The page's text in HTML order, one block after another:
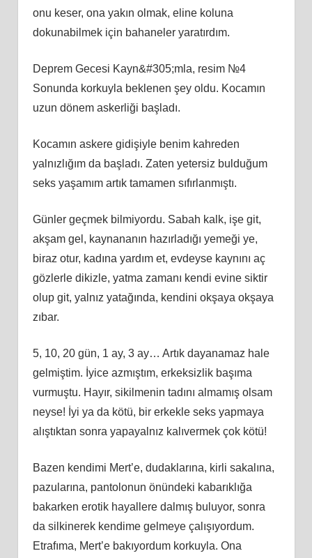
onu keser, ona yakın olmak, eline koluna
dokunabilmek için bahaneler yaratırdım.
Deprem Gecesi Kayn&#305;mla, resim №4
Sonunda korkuyla beklenen şey oldu. Kocamın
uzun dönem askerliği başladı.
Kocamın askere gidişiyle benim kahreden
yalnızlığım da başladı. Zaten yetersiz bulduğum
seks yaşamım artık tamamen sıfırlanmıştı.
Günler geçmek bilmiyordu. Sabah kalk, işe git,
akşam gel, kaynananın hazırladığı yemeği ye,
biraz otur, kadına yardım et, evdeyse kaynını aç
gözlerle dikizle, yatma zamanı kendi evine siktir
olup git, yalnız yatağında, kendini okşaya okşaya
zıbar.
5, 10, 20 gün, 1 ay, 3 ay… Artık dayanamaz hale
gelmiştim. İyice azmıştım, erkeksizlik başıma
vurmuştu. Hayır, sikilmenin tadını almamış olsam
neyse! İyi ya da kötü, bir erkekle seks yapmaya
alıştıktan sonra yapayalnız kalıvermek çok kötü!
Bazen kendimi Mert’e, dudaklarına, kirli sakalına,
pazularına, pantolonun önündeki kabarıklığa
bakarken erotik hayallere dalmış buluyor, sonra
da silkinerek kendime gelmeye çalışıyordum.
Etrafıma, Mert’e bakıyordum korkuyla. Ona